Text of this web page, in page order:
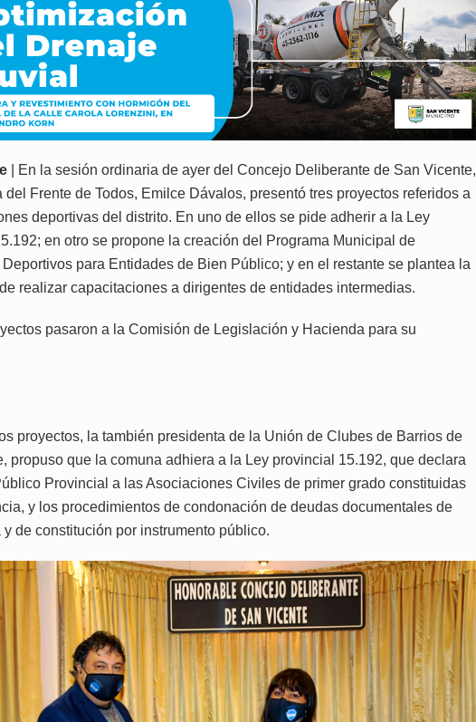
| En la sesión ordinaria de ayer del Concejo Deliberante de San Vicente,
del Frente de Todos, Emilce Dávalos, presentó tres proyectos referidos a
deportivas del distrito. En uno de ellos se pide adherir a la Ley
en otro se propone la creación del Programa Municipal de
Deportivos para Entidades de Bien Público; y en el restante se plantea la
realizar capacitaciones a dirigentes de entidades intermedias.
pasaron a la Comisión de Legislación y Hacienda para su
proyectos, la también presidenta de la Unión de Clubes de Barrios de
propuso que la comuna adhiera a la Ley provincial 15.192, que declara
Provincial a las Asociaciones Civiles de primer grado constituidas
y los procedimientos de condonación de deudas documentales de
de constitución por instrumento público.